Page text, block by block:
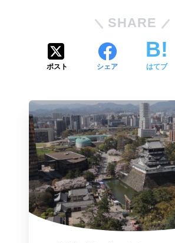
SHARE
ポスト シェア はてブ